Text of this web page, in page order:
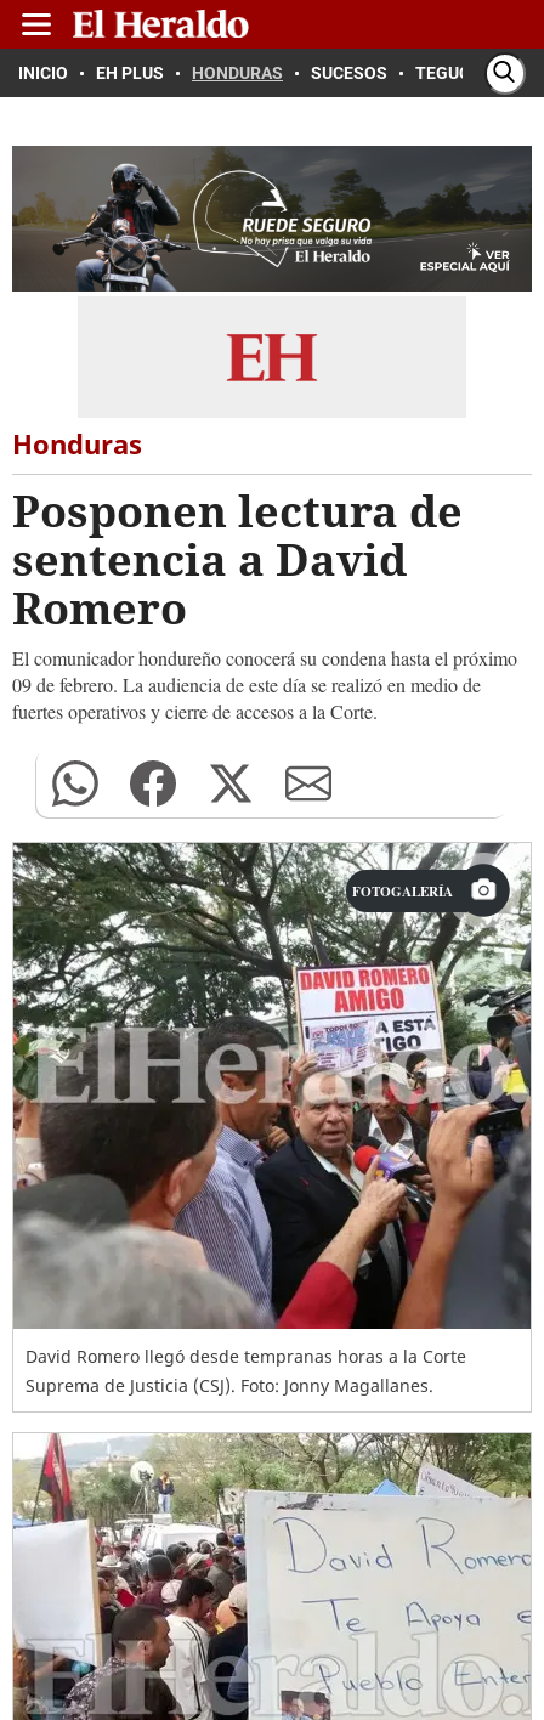
INICIO EH PLUS HONDURAS SUCESOS TEGUCIGALPA
Honduras
Posponen lectura de
sentencia a David
Romero
El comunicador hondureño conocerá su condena hasta el próximo
09 de febrero. La audiencia de este día se realizó en medio de
fuertes operativos y cierre de accesos a la Corte.
FOTOGALERÍA
David Romero llegó desde tempranas horas a la Corte
Suprema de Justicia (CSJ). Foto: Jonny Magallanes.